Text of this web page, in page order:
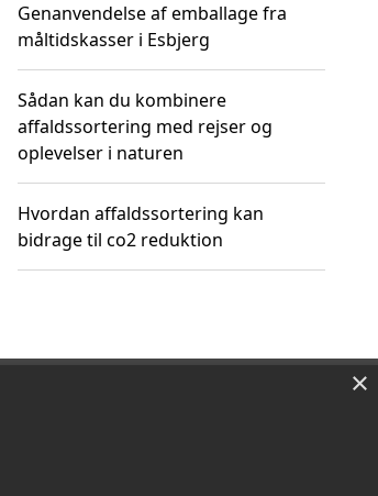
Genanvendelse af emballage fra
måltidskasser i Esbjerg
Sådan kan du kombinere
affaldssortering med rejser og
oplevelser i naturen
Hvordan affaldssortering kan
bidrage til co2 reduktion
×